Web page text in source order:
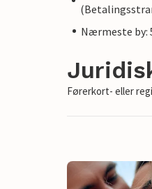
Nærmeste by:
Førerkort- eller